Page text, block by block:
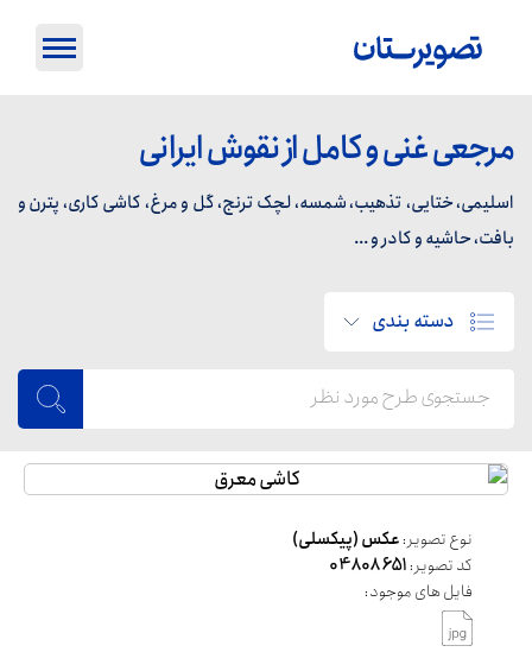
مرجعی غنی و کامل از نقوش ایرانی
اسلیمی، ختایی، تذهیب، شمسه، لچک ترنج، گل و مرغ، کاشی کاری، پترن و
بافت، حاشیه و کادر و ...
دسته بندی
نوع تصویر:عکس (پیکسلی)
کد تصویر:04808651
فایل های موجود: